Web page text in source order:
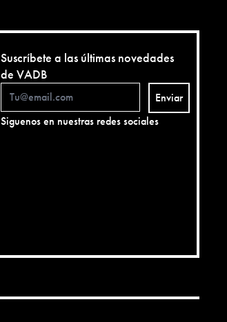
Suscríbete a las últimas novedades
de VADB
Enviar
Siguenos en nuestras redes sociales